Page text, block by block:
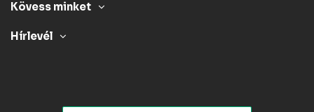
Kövess minket
Hírlevél